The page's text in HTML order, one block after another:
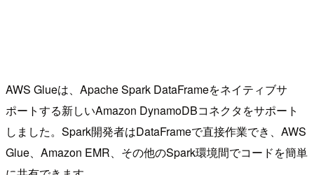
AWS Glueは、Apache Spark DataFrameをネイティブサ
ポートする新しいAmazon DynamoDBコネクタをサポート
しました。Spark開発者はDataFrameで直接作業でき、AWS
Glue、Amazon EMR、その他のSpark環境間でコードを簡単